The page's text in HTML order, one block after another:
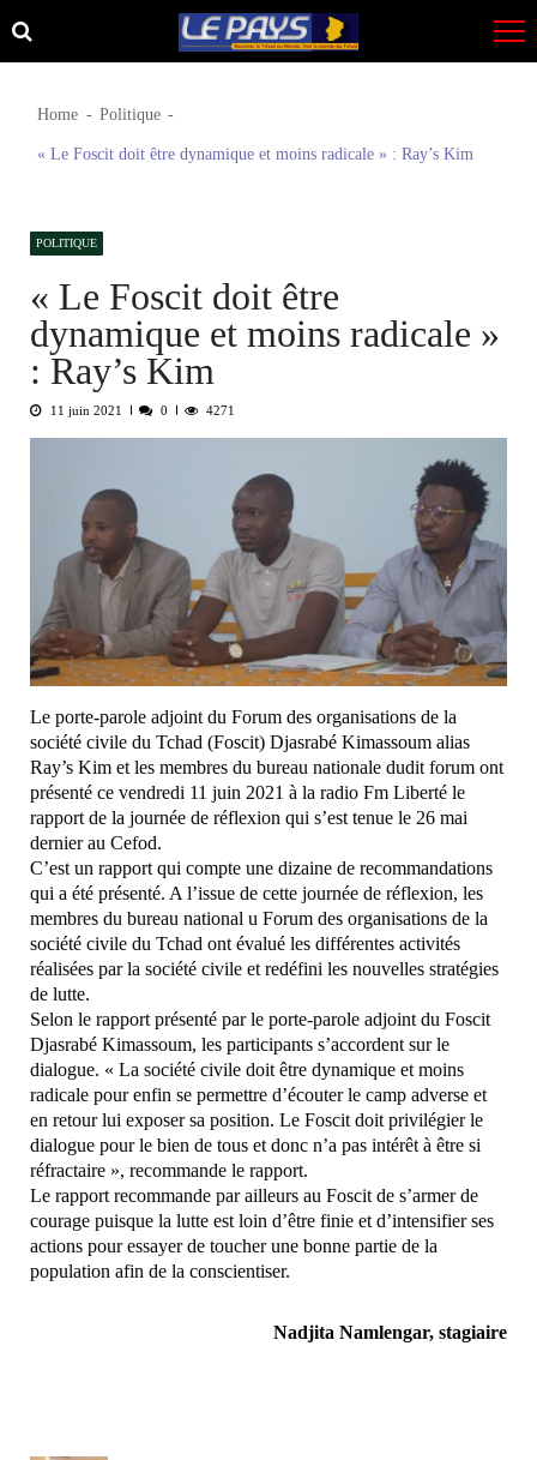
Skip
to
Skip
to
Home Politique
« Le Foscit doit être dynamique et moins radicale » : Ray’s Kim
POLITIQUE
« Le Foscit doit être
dynamique et moins radicale »
: Ray’s Kim
11 juin 2021 0 4271
Le porte-parole adjoint du Forum des organisations de la
société civile du Tchad (Foscit) Djasrabé Kimassoum alias
Ray’s Kim et les membres du bureau nationale dudit forum ont
présenté ce vendredi 11 juin 2021 à la radio Fm Liberté le
rapport de la journée de réflexion qui s’est tenue le 26 mai
dernier au Cefod.
C’est un rapport qui compte une dizaine de recommandations
qui a été présenté. A l’issue de cette journée de réflexion, les
membres du bureau national u Forum des organisations de la
société civile du Tchad ont évalué les différentes activités
réalisées par la société civile et redéfini les nouvelles stratégies
de lutte.
Selon le rapport présenté par le porte-parole adjoint du Foscit
Djasrabé Kimassoum, les participants s’accordent sur le
dialogue. « La société civile doit être dynamique et moins
radicale pour enfin se permettre d’écouter le camp adverse et
en retour lui exposer sa position. Le Foscit doit privilégier le
dialogue pour le bien de tous et donc n’a pas intérêt à être si
réfractaire », recommande le rapport.
Le rapport recommande par ailleurs au Foscit de s’armer de
courage puisque la lutte est loin d’être finie et d’intensifier ses
actions pour essayer de toucher une bonne partie de la
population afin de la conscientiser.
Nadjita Namlengar, stagiaire